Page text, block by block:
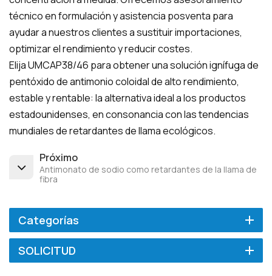
técnico en formulación y asistencia posventa para
ayudar a nuestros clientes a sustituir importaciones,
optimizar el rendimiento y reducir costes.
Elija UMCAP38/46 para obtener una solución ignífuga de
pentóxido de antimonio coloidal de alto rendimiento,
estable y rentable: la alternativa ideal a los productos
estadounidenses, en consonancia con las tendencias
mundiales de retardantes de llama ecológicos.
Próximo
Antimonato de sodio como retardantes de la llama de
fibra
Categorías
SOLICITUD